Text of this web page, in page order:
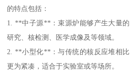
的特点包括：
1. **中子源**：束源炉能够产生大量
研究、核检测、医学成像及等领域。
2. **小型化**：与传统的核反应堆相
更为紧凑，适合于实验室或等场所。